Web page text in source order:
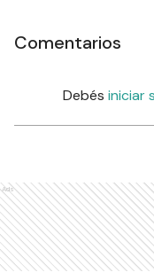
Comentarios
Debés iniciar
Ads